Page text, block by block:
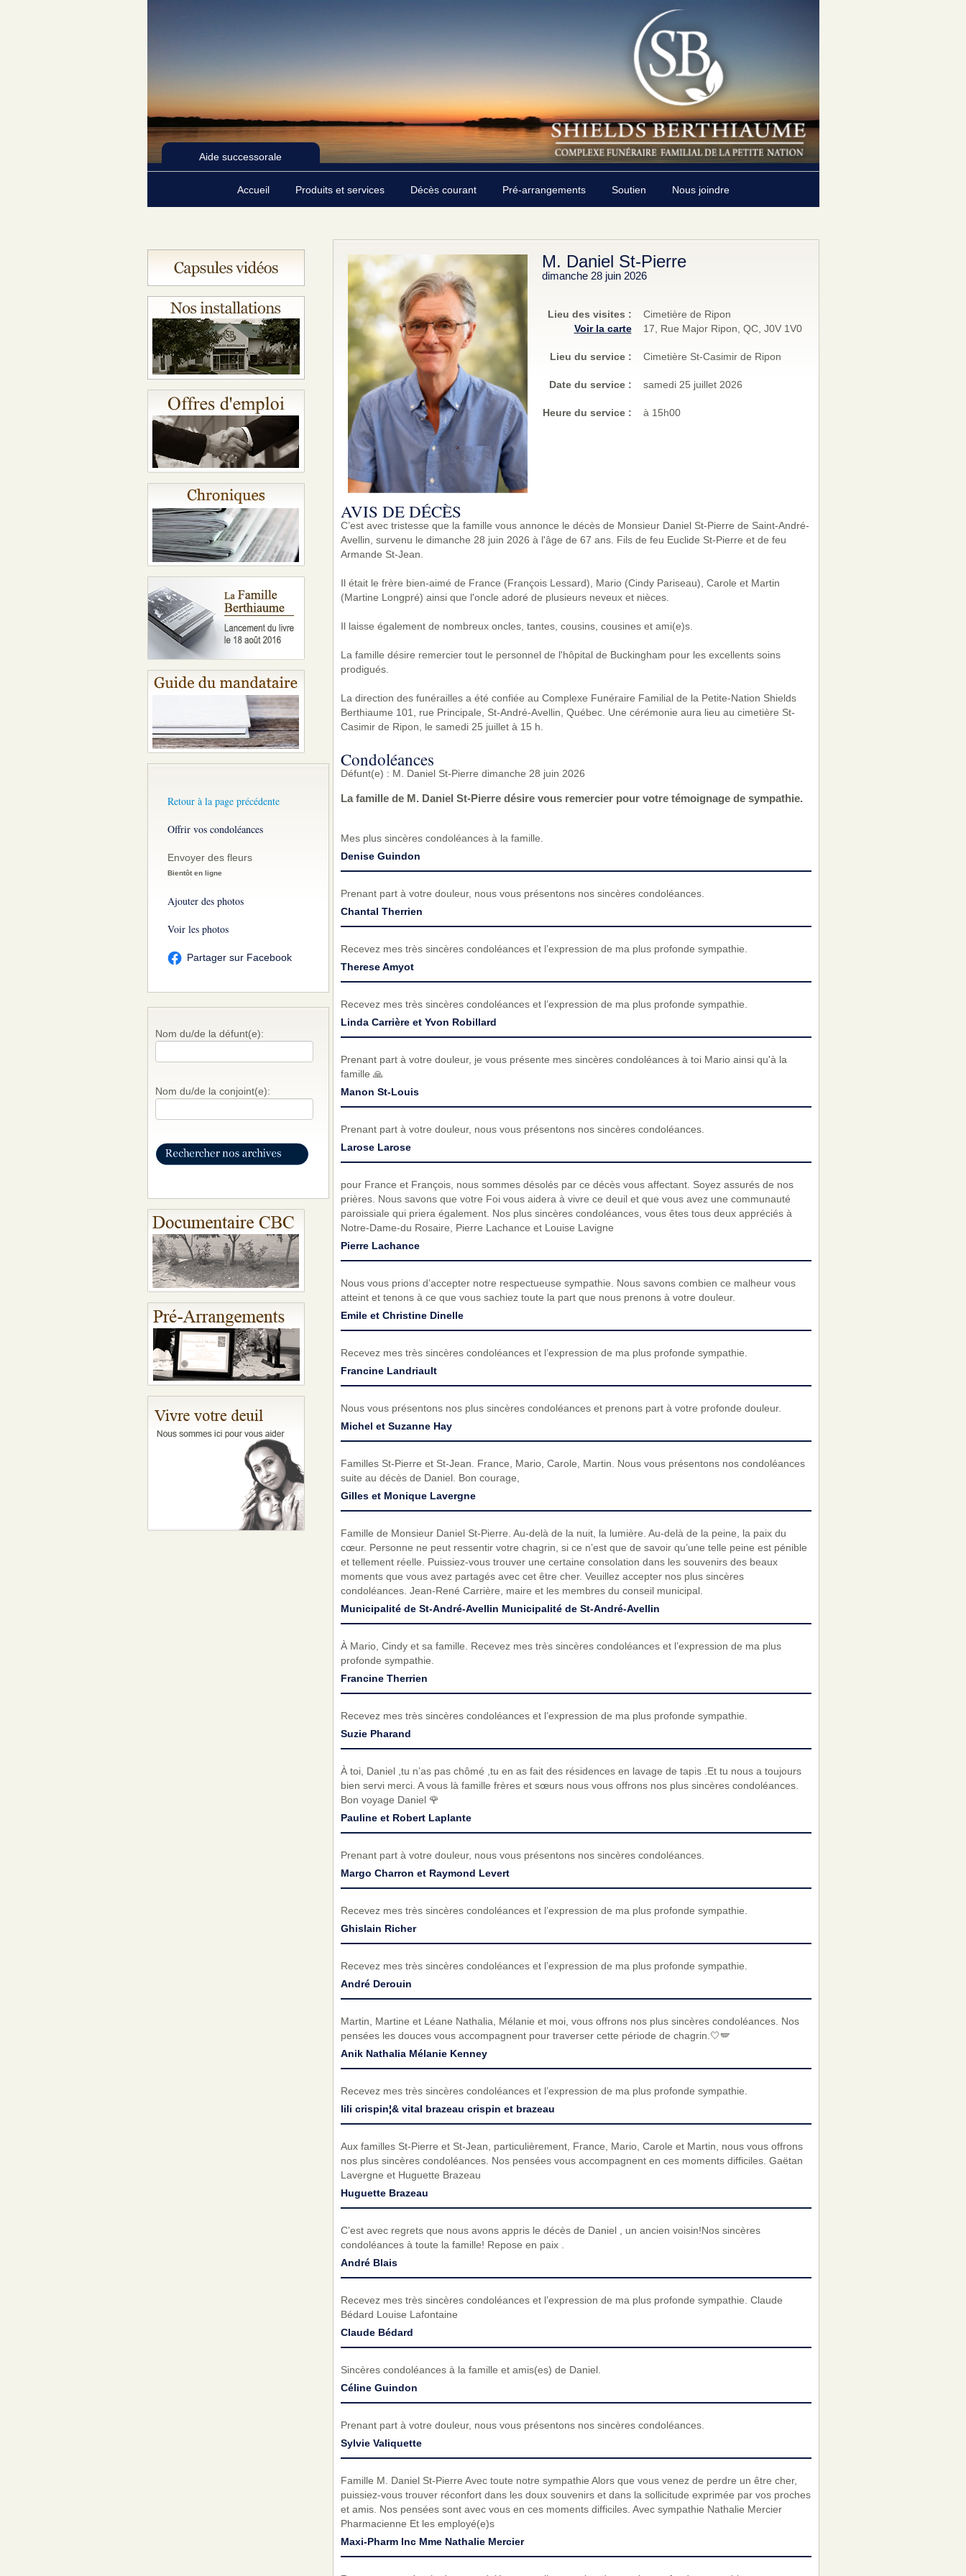
Aide successorale
Accueil Produits et services Décès courant Pré-arrangements Soutien Nous joindre
Retour à la page précédente
Offrir vos condoléances
Envoyer des fleurs
Bientôt en ligne
Ajouter des photos
Voir les photos
Partager sur Facebook
Nom du/de la défunt(e):
Nom du/de la conjoint(e):
M. Daniel St-Pierre
dimanche 28 juin 2026
Lieu des visites :
Voir la carte
Cimetière de Ripon
17, Rue Major Ripon, QC, J0V 1V0
Lieu du service : Cimetière St-Casimir de Ripon
Date du service : samedi 25 juillet 2026
Heure du service : à 15h00
AVIS DE DÉCÈS
C’est avec tristesse que la famille vous annonce le décès de Monsieur Daniel St-Pierre de Saint-André-
Avellin, survenu le dimanche 28 juin 2026 à l'âge de 67 ans. Fils de feu Euclide St-Pierre et de feu
Armande St-Jean.
Il était le frère bien-aimé de France (François Lessard), Mario (Cindy Pariseau), Carole et Martin
(Martine Longpré) ainsi que l'oncle adoré de plusieurs neveux et nièces.
Il laisse également de nombreux oncles, tantes, cousins, cousines et ami(e)s.
La famille désire remercier tout le personnel de l'hôpital de Buckingham pour les excellents soins
prodigués.
La direction des funérailles a été confiée au Complexe Funéraire Familial de la Petite-Nation Shields
Berthiaume 101, rue Principale, St-André-Avellin, Québec. Une cérémonie aura lieu au cimetière St-
Casimir de Ripon, le samedi 25 juillet à 15 h.
Condoléances
Défunt(e) : M. Daniel St-Pierre dimanche 28 juin 2026
La famille de M. Daniel St-Pierre désire vous remercier pour votre témoignage de sympathie.
Mes plus sincères condoléances à la famille.
Denise Guindon
Prenant part à votre douleur, nous vous présentons nos sincères condoléances.
Chantal Therrien
Recevez mes très sincères condoléances et l’expression de ma plus profonde sympathie.
Therese Amyot
Recevez mes très sincères condoléances et l’expression de ma plus profonde sympathie.
Linda Carrière et Yvon Robillard
Prenant part à votre douleur, je vous présente mes sincères condoléances à toi Mario ainsi qu'à la
famille 🙏
Manon St-Louis
Prenant part à votre douleur, nous vous présentons nos sincères condoléances.
Larose Larose
pour France et François, nous sommes désolés par ce décès vous affectant. Soyez assurés de nos
prières. Nous savons que votre Foi vous aidera à vivre ce deuil et que vous avez une communauté
paroissiale qui priera également. Nos plus sincères condoléances, vous êtes tous deux appréciés à
Notre-Dame-du Rosaire, Pierre Lachance et Louise Lavigne
Pierre Lachance
Nous vous prions d’accepter notre respectueuse sympathie. Nous savons combien ce malheur vous
atteint et tenons à ce que vous sachiez toute la part que nous prenons à votre douleur.
Emile et Christine Dinelle
Recevez mes très sincères condoléances et l’expression de ma plus profonde sympathie.
Francine Landriault
Nous vous présentons nos plus sincères condoléances et prenons part à votre profonde douleur.
Michel et Suzanne Hay
Familles St-Pierre et St-Jean. France, Mario, Carole, Martin. Nous vous présentons nos condoléances
suite au décès de Daniel. Bon courage,
Gilles et Monique Lavergne
Famille de Monsieur Daniel St-Pierre. Au-delà de la nuit, la lumière. Au-delà de la peine, la paix du
cœur. Personne ne peut ressentir votre chagrin, si ce n’est que de savoir qu’une telle peine est pénible
et tellement réelle. Puissiez-vous trouver une certaine consolation dans les souvenirs des beaux
moments que vous avez partagés avec cet être cher. Veuillez accepter nos plus sincères
condoléances. Jean-René Carrière, maire et les membres du conseil municipal.
Municipalité de St-André-Avellin Municipalité de St-André-Avellin
À Mario, Cindy et sa famille. Recevez mes très sincères condoléances et l’expression de ma plus
profonde sympathie.
Francine Therrien
Recevez mes très sincères condoléances et l’expression de ma plus profonde sympathie.
Suzie Pharand
À toi, Daniel ,tu n’as pas chômé ,tu en as fait des résidences en lavage de tapis .Et tu nous a toujours
bien servi merci. A vous là famille frères et sœurs nous vous offrons nos plus sincères condoléances.
Bon voyage Daniel 🌹
Pauline et Robert Laplante
Prenant part à votre douleur, nous vous présentons nos sincères condoléances.
Margo Charron et Raymond Levert
Recevez mes très sincères condoléances et l’expression de ma plus profonde sympathie.
Ghislain Richer
Recevez mes très sincères condoléances et l’expression de ma plus profonde sympathie.
André Derouin
Martin, Martine et Léane Nathalia, Mélanie et moi, vous offrons nos plus sincères condoléances. Nos
pensées les douces vous accompagnent pour traverser cette période de chagrin.🤍🪽
Anik Nathalia Mélanie Kenney
Recevez mes très sincères condoléances et l’expression de ma plus profonde sympathie.
lili crispin¦& vital brazeau crispin et brazeau
Aux familles St-Pierre et St-Jean, particulièrement, France, Mario, Carole et Martin, nous vous offrons
nos plus sincères condoléances. Nos pensées vous accompagnent en ces moments difficiles. Gaëtan
Lavergne et Huguette Brazeau
Huguette Brazeau
C’est avec regrets que nous avons appris le décès de Daniel , un ancien voisin!Nos sincères
condoléances à toute la famille! Repose en paix .
André Blais
Recevez mes très sincères condoléances et l’expression de ma plus profonde sympathie. Claude
Bédard Louise Lafontaine
Claude Bédard
Sincères condoléances à la famille et amis(es) de Daniel.
Céline Guindon
Prenant part à votre douleur, nous vous présentons nos sincères condoléances.
Sylvie Valiquette
Famille M. Daniel St-Pierre Avec toute notre sympathie Alors que vous venez de perdre un être cher,
puissiez-vous trouver réconfort dans les doux souvenirs et dans la sollicitude exprimée par vos proches
et amis. Nos pensées sont avec vous en ces moments difficiles. Avec sympathie Nathalie Mercier
Pharmacienne Et les employé(e)s
Maxi-Pharm Inc Mme Nathalie Mercier